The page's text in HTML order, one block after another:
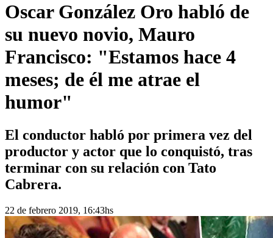
Oscar González Oro habló de
su nuevo novio, Mauro
Francisco: "Estamos hace 4
meses; de él me atrae el
humor"
El conductor habló por primera vez del
productor y actor que lo conquistó, tras
terminar con su relación con Tato
Cabrera.
22 de febrero 2019, 16:43hs